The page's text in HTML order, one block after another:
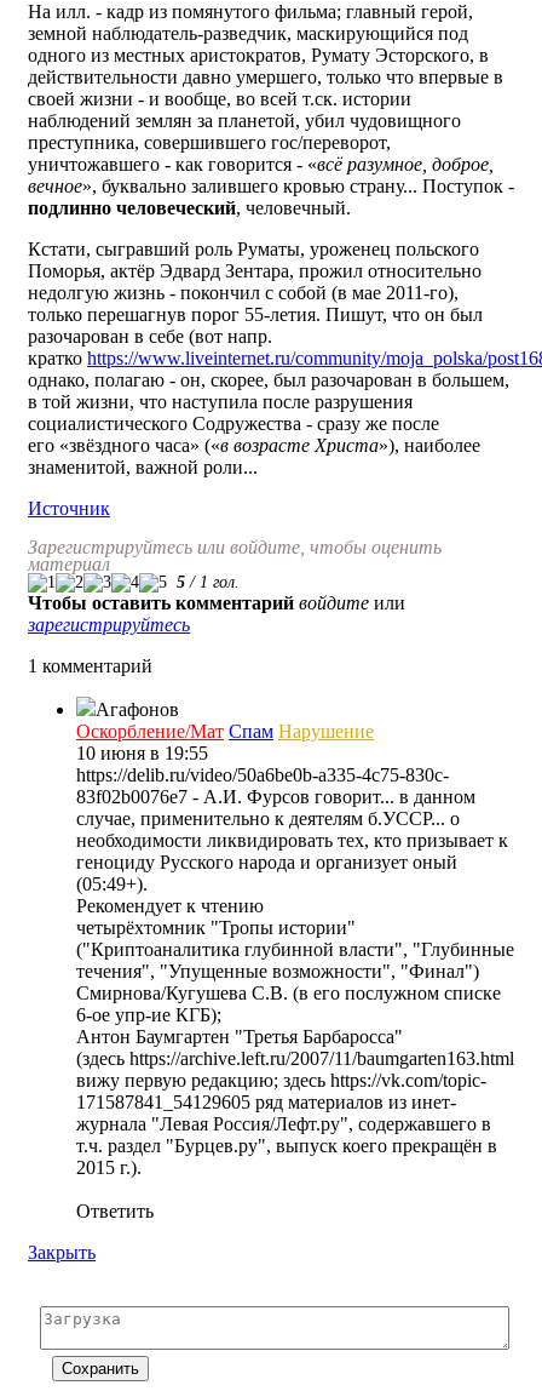
На илл. - кадр из помянутого фильма; главный герой,
земной наблюдатель-разведчик, маскирующийся под
одного из местных аристократов, Румату Эсторского, в
действительности давно умершего, только что впервые в
своей жизни - и вообще, во всей т.ск. истории
наблюдений землян за планетой, убил чудовищного
преступника, совершившего гос/переворот,
уничтожавшего - как говорится - «всё разумное, доброе,
вечное», буквально залившего кровью страну... Поступок -
подлинно человеческий, человечный.
Кстати, сыгравший роль Руматы, уроженец польского
Поморья, актёр Эдвард Зентара, прожил относительно
недолгую жизнь - покончил с собой (в мае 2011-го),
только перешагнув порог 55-летия. Пишут, что он был
разочарован в себе (вот напр.
кратко https://www.liveinternet.ru/community/moja_polska/
однако, полагаю - он, скорее, был разочарован в большем,
в той жизни, что наступила после разрушения
социалистического Содружества - сразу же после
его «звёздного часа» («в возрасте Христа»), наиболее
знаменитой, важной роли...
Источник
Зарегистрируйтесь или войдите, чтобы оценить
материал
5 / 1 гол.
Чтобы оставить комментарий войдите или
зарегистрируйтесь
1 комментарий
Агафонов
Оскорбление/Мат Спам Нарушение
10 июня в 19:55
https://delib.ru/video/50a6be0b-a335-4c75-830c-
83f02b0076e7 - А.И. Фурсов говорит... в данном
случае, применительно к деятелям б.УССР... о
необходимости ликвидировать тех, кто призывает к
геноциду Русского народа и организует оный
(05:49+).
Рекомендует к чтению
четырёхтомник "Тропы истории"
("Криптоаналитика глубинной власти", "Глубинные
течения", "Упущенные возможности", "Финал")
Смирнова/Кугушева С.В. (в его послужном списке
6-ое упр-ие КГБ);
Антон Баумгартен "Третья Барбаросса"
(здесь https://archive.left.ru/2007/11/baumgarten163.html
вижу первую редакцию; здесь https://vk.com/topic-
171587841_54129605 ряд материалов из инет-
журнала "Левая Россия/Лефт.ру", содержавшего в
т.ч. раздел "Бурцев.ру", выпуск коего прекращён в
2015 г.).
Ответить
Закрыть